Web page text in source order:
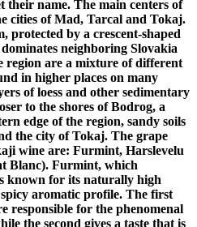
their name. The main centers of
cities of Mad, Tarcal and Tokaj.
protected by a crescent-shaped
neighboring Slovakia
region are a mixture of different
in higher places on many
of loess and other sedimentary
to the shores of Bodrog, a
edge of the region, sandy soils
the city of Tokaj. The grape
wine are: Furmint, Harslevelu
Blanc). Furmint, which
known for its naturally high
aromatic profile. The first
responsible for the phenomenal
the second gives a taste that is